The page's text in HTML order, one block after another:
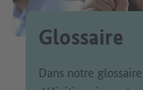
Glossaire
Dans notre